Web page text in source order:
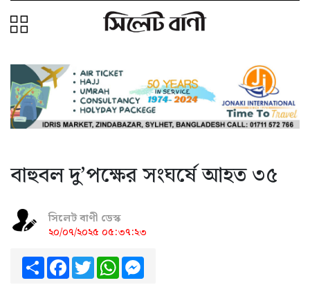
বাহুবল দু’পক্ষের সংঘর্ষে আহত ৩৫
সিলেট বাণী ডেস্ক
২০/০৭/২০২৫ ০৫:৩৭:২৩
ShareFacebook
TwitterWhatsApp